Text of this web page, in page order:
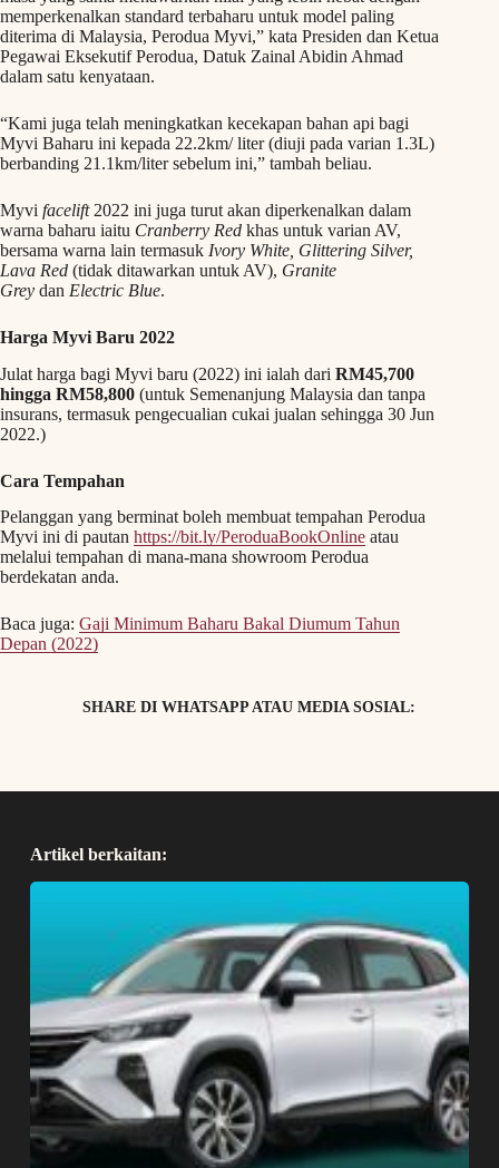
memperkenalkan standard terbaharu untuk model paling
diterima di Malaysia, Perodua Myvi,” kata Presiden dan Ketua
Pegawai Eksekutif Perodua, Datuk Zainal Abidin Ahmad
dalam satu kenyataan.
“Kami juga telah meningkatkan kecekapan bahan api bagi
Myvi Baharu ini kepada 22.2km/ liter (diuji pada varian 1.3L)
berbanding 21.1km/liter sebelum ini,” tambah beliau.
Myvi facelift2022 ini juga turut akan diperkenalkan dalam
warna baharu iaitu Cranberry Red khas untuk varian AV,
bersama warna lain termasuk Ivory White, Glittering Silver,
Lava Red (tidak ditawarkan untuk AV), Granite
Grey dan Electric Blue.
Harga Myvi Baru 2022
Julat harga bagi Myvi baru (2022) ini ialah dari RM45,700
hingga RM58,800 (untuk Semenanjung Malaysia dan tanpa
insurans, termasuk pengecualian cukai jualan sehingga 30 Jun
2022.)
Cara Tempahan
Pelanggan yang berminat boleh membuat tempahan Perodua
Myvi ini di pautan https://bit.ly/PeroduaBookOnline atau
melalui tempahan di mana-mana showroom Perodua
berdekatan anda.
Baca juga: Gaji Minimum Baharu Bakal Diumum Tahun
Depan (2022)
SHARE DI WHATSAPP ATAU MEDIA SOSIAL:
Artikel berkaitan: